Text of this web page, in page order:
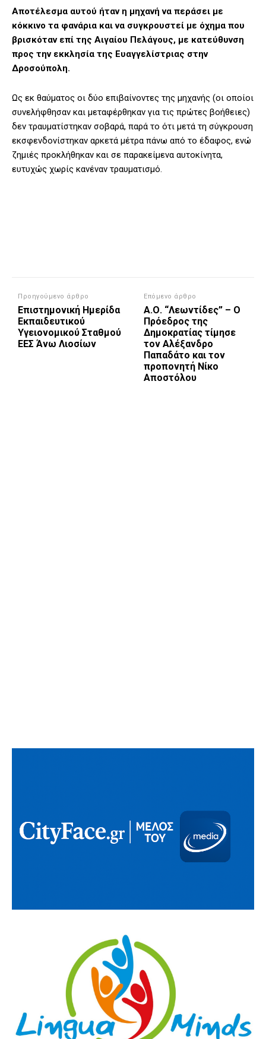
Αποτέλεσμα αυτού ήταν η μηχανή να περάσει με
κόκκινο τα φανάρια και να συγκρουστεί με όχημα που
βρισκόταν επί της Αιγαίου Πελάγους, με κατεύθυνση
προς την εκκλησία της Ευαγγελίστριας στην
Δροσούπολη.
Ως εκ θαύματος οι δύο επιβαίνοντες της μηχανής (οι οποίοι
συνελήφθησαν και μεταφέρθηκαν για τις πρώτες βοήθειες)
δεν τραυματίστηκαν σοβαρά, παρά το ότι μετά τη σύγκρουση
εκσφενδονίστηκαν αρκετά μέτρα πάνω από το έδαφος, ενώ
ζημιές προκλήθηκαν και σε παρακείμενα αυτοκίνητα,
ευτυχώς χωρίς κανέναν τραυματισμό.
Προηγούμενο άρθρο
Επιστημονική Ημερίδα
Εκπαιδευτικού
Υγειονομικού Σταθμού
ΕΕΣ Άνω Λιοσίων
Επόμενο άρθρο
Α.Ο. “Λεωντίδες” – Ο
Πρόεδρος της
Δημοκρατίας τίμησε
τον Αλέξανδρο
Παπαδάτο και τον
προπονητή Νίκο
Αποστόλου